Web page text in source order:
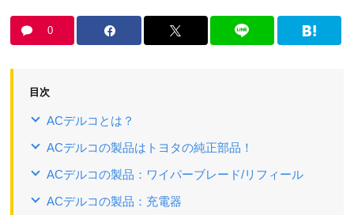
0
目次
ACデルコとは？
ACデルコの製品はトヨタの純正部品！
ACデルコの製品：ワイパーブレード/リフィール
ACデルコの製品：充電器